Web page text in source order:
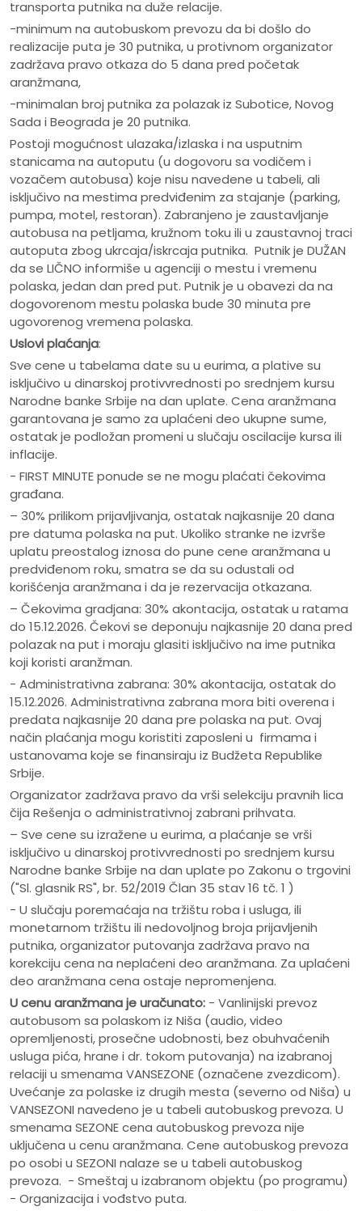
transporta putnika na duže relacije.
-minimum na autobuskom prevozu da bi došlo do
realizacije puta je 30 putnika, u protivnom organizator
zadržava pravo otkaza do 5 dana pred početak
aranžmana,
-minimalan broj putnika za polazak iz Subotice, Novog
Sada i Beograda je 20 putnika.
Postoji mogućnost ulazaka/izlaska i na usputnim
stanicama na autoputu (u dogovoru sa vodičem i
vozačem autobusa) koje nisu navedene u tabeli, ali
isključivo na mestima predviđenim za stajanje (parking,
pumpa, motel, restoran). Zabranjeno je zaustavljanje
autobusa na petljama, kružnom toku ili u zaustavnoj traci
autoputa zbog ukrcaja/iskrcaja putnika. Putnik je DUŽAN
da se LIČNO informiše u agenciji o mestu i vremenu
polaska, jedan dan pred put. Putnik je u obavezi da na
dogovorenom mestu polaska bude 30 minuta pre
ugovorenog vremena polaska.
Uslovi plaćanja:
Sve cene u tabelama date su u eurima, a plative su
isključivo u dinarskoj protivvrednosti po srednjem kursu
Narodne banke Srbije na dan uplate. Cena aranžmana
garantovana je samo za uplaćeni deo ukupne sume,
ostatak je podložan promeni u slučaju oscilacije kursa ili
inflacije.
- FIRST MINUTE ponude se ne mogu plaćati čekovima
građana.
– 30% prilikom prijavljivanja, ostatak najkasnije 20 dana
pre datuma polaska na put. Ukoliko stranke ne izvrše
uplatu preostalog iznosa do pune cene aranžmana u
predviđenom roku, smatra se da su odustali od
korišćenja aranžmana i da je rezervacija otkazana.
– Čekovima gradjana: 30% akontacija, ostatak u ratama
do 15.12.2026. Čekovi se deponuju najkasnije 20 dana pred
polazak na put i moraju glasiti isključivo na ime putnika
koji koristi aranžman.
- Administrativna zabrana: 30% akontacija, ostatak do
15.12.2026. Administrativna zabrana mora biti overena i
predata najkasnije 20 dana pre polaska na put. Ovaj
način plaćanja mogu koristiti zaposleni u firmama i
ustanovama koje se finansiraju iz Budžeta Republike
Srbije.
Organizator zadržava pravo da vrši selekciju pravnih lica
čija Rešenja o administrativnoj zabrani prihvata.
– Sve cene su izražene u eurima, a plaćanje se vrši
isključivo u dinarskoj protivvrednosti po srednjem kursu
Narodne banke Srbije na dan uplate po Zakonu o trgovini
("Sl. glasnik RS", br. 52/2019 Član 35 stav 16 tč. 1 )
- U slučaju poremaćaja na tržištu roba i usluga, ili
monetarnom tržištu ili nedovoljnog broja prijavljenih
putnika, organizator putovanja zadržava pravo na
korekciju cena na neplaćeni deo aranžmana. Za uplaćeni
deo aranžmana cena ostaje nepromenjena.
U cenu aranžmana je uračunato: - Vanlinijski prevoz
autobusom sa polaskom iz Niša (audio, video
opremljenosti, prosečne udobnosti, bez obuhvaćenih
usluga pića, hrane i dr. tokom putovanja) na izabranoj
relaciji u smenama VANSEZONE (označene zvezdicom).
Uvećanje za polaske iz drugih mesta (severno od Niša) u
VANSEZONI navedeno je u tabeli autobuskog prevoza. U
smenama SEZONE cena autobuskog prevoza nije
uključena u cenu aranžmana. Cene autobuskog prevoza
po osobi u SEZONI nalaze se u tabeli autobuskog
prevoza. - Smeštaj u izabranom objektu (po programu)
- Organizacija i vođstvo puta.